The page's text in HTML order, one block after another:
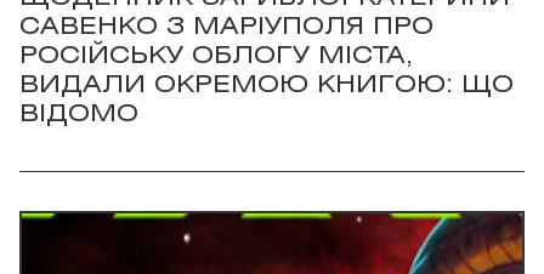
САВЕНКО З МАРІУПОЛЯ ПРО
РОСІЙСЬКУ ОБЛОГУ МІСТА,
ВИДАЛИ ОКРЕМОЮ КНИГОЮ: ЩО
ВІДОМО